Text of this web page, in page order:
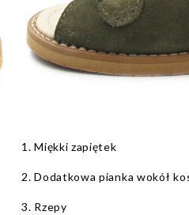
1. Miękki zapiętek
2. Dodatkowa pianka wokół
3. Rzepy